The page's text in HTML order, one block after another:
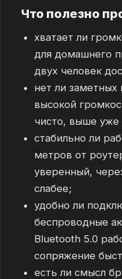
Что полезно
хватает ли
для домашнего
двух человек
нет ли заметных
высокой
чисто, выше уже
стабильно ли
метров от
уверенный,
слабее;
удобно ли
беспроводные
Bluetooth 5.0
сопряжение
есть ли смысл